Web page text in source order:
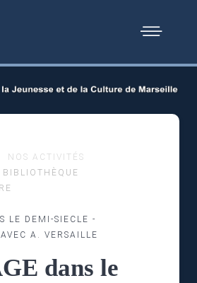
NOS ACTIVITÉS
BIBLIOTHÈQUE
LE DEMI-SIECLE -
A. VERSAILLE
dans le